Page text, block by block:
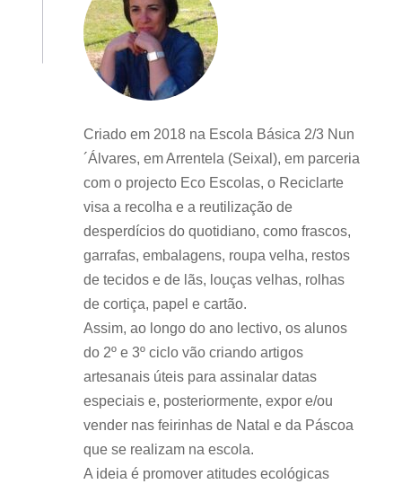
Criado em 2018 na Escola Básica 2/3 Nun
´Álvares, em Arrentela (Seixal), em parceria
com o projecto Eco Escolas, o Reciclarte
visa a recolha e a reutilização de
desperdícios do quotidiano, como frascos,
garrafas, embalagens, roupa velha, restos
de tecidos e de lãs, louças velhas, rolhas
de cortiça, papel e cartão.
Assim, ao longo do ano lectivo, os alunos
do 2º e 3º ciclo vão criando artigos
artesanais úteis para assinalar datas
especiais e, posteriormente, expor e/ou
vender nas feirinhas de Natal e da Páscoa
que se realizam na escola.
A ideia é promover atitudes ecológicas